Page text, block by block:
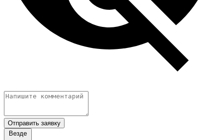
Отправить заявку
Везде